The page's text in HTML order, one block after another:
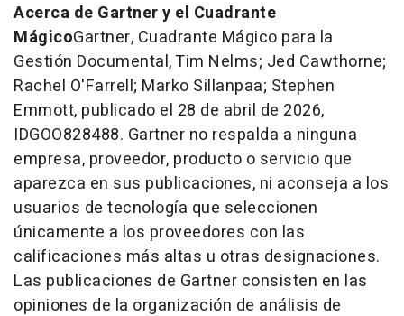
Acerca de Gartner y el Cuadrante
MágicoGartner, Cuadrante Mágico para la
Gestión Documental, Tim Nelms; Jed Cawthorne;
Rachel O'Farrell; Marko Sillanpaa; Stephen
Emmott, publicado el 28 de abril de 2026,
IDGOO828488. Gartner no respalda a ninguna
empresa, proveedor, producto o servicio que
aparezca en sus publicaciones, ni aconseja a los
usuarios de tecnología que seleccionen
únicamente a los proveedores con las
calificaciones más altas u otras designaciones.
Las publicaciones de Gartner consisten en las
opiniones de la organización de análisis de